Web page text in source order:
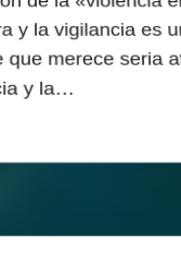
y la vigilancia es
que merece seria
y la…